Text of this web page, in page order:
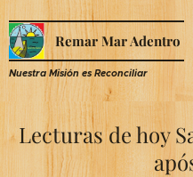
Remar Mar Adentro
Nuestra Misión es Reconciliar
Lecturas de hoy